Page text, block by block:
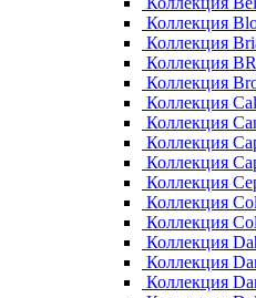
Коллекция
Коллекция
Коллекция
Коллекция
Коллекция
Коллекция
Коллекция
Коллекция
Коллекция
Коллекция
Коллекция
Коллекция
Коллекция
Коллекция